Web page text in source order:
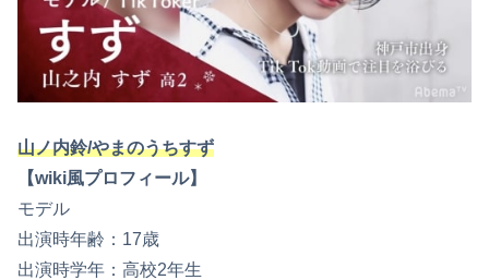
山ノ内鈴/やまのうちすず
【wiki風プロフィール】
モデル
出演時年齢：17歳
出演時学年：高校2年生